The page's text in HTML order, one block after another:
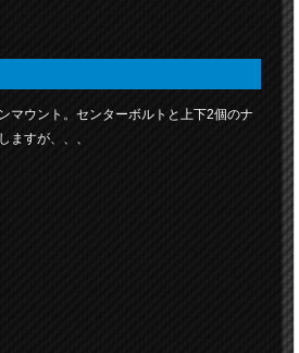
マウント。センターボルトと上下2個のナ
ますが、、、